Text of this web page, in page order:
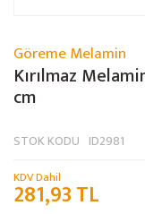
Göreme Melamin
Kırılmaz
cm
STOK KODU ID2981
KDV Dahil
281,93 TL